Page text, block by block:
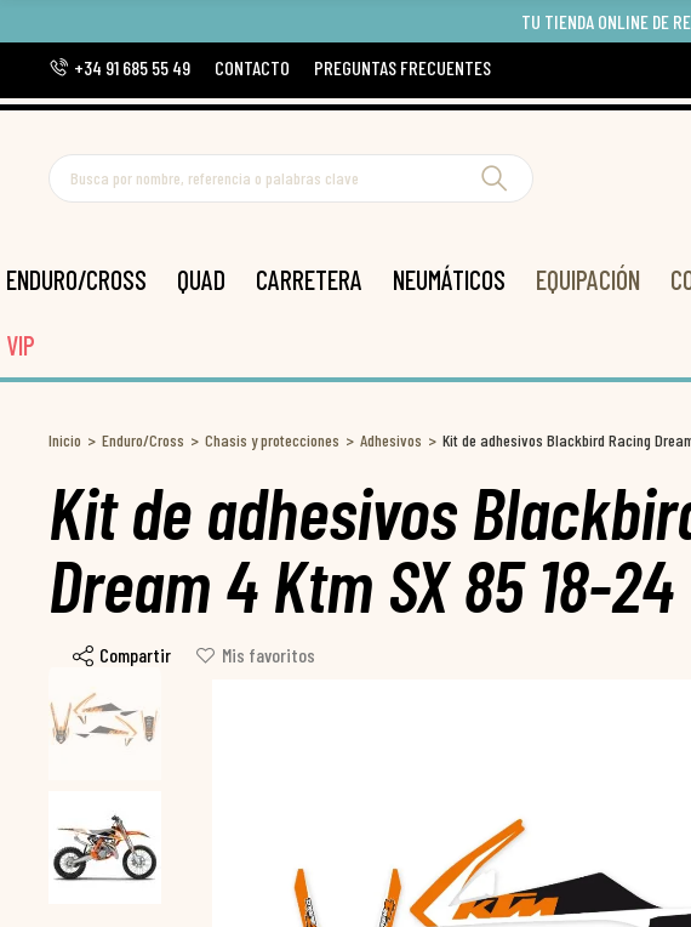
TU TIENDA ONLINE DE
+34 91 685 55 49
CONTACTO PREGUNTAS FRECUENTES
ENDURO/CROSS QUAD CARRETERA NEUMÁTICOS EQUIPACIÓN
VIP
Inicio Enduro/Cross Chasis y protecciones Adhesivos Kit de adhesivos Blackbird Racing
Kit de adhesivos
Dream 4 Ktm SX 85 18-24
Compartir Mis favoritos